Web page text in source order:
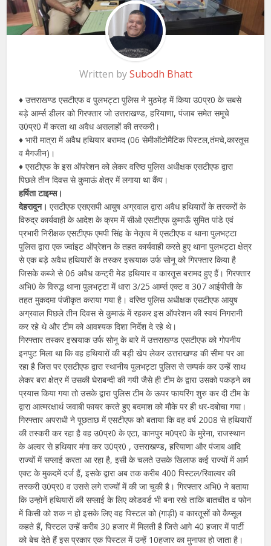
Written bySubodh Bhatt
♦️ उत्तराखण्ड एसटीएफ व पुलभट्टा पुलिस ने मुठभेड़ में किया उ0प्र0 के सबसे
बड़े आर्म्स डीलर को गिरफ्तार जो उत्तराखण्ड, हरियाणा, पंजाब समेत समूचे
उ0प्र0 में करता था अवैध असलाहों की तस्करी।
♦️ भारी मात्रा में अवैध हथियार बरामद (06 सेमीऑटोमैटिक पिस्टल,तंमचे,कारतूस
व मैगजीन)।
♦️ एसटीएफ के इस ऑपरेशन को लेकर वरिष्ठ पुलिस अधीक्षक एसटीएफ द्वारा
पिछले तीन दिवस से कुमाऊं क्षेत्र में लगाया था कैंप।
हर्षिता टाइम्स।
देहरादून। एसटीएफ एसएसपी आयुष अग्रवाल द्वारा अवैध हथियारों के तस्करों के
विरुद्र कार्यवाही के आदेश के क्रम में सीओ एसटीएफ कुमाऊँ सुमित पांडे एवं
प्रभारी निरीक्षक एसटीएफ एमपी सिंह के नेतृत्व में एसटीएफ व थाना पुलभट्टा
पुलिस द्वारा एक ज्वांइट ऑप्रेशन के तहत कार्यवाही करते हुए थाना पुलभट्टा क्षेत्र
से एक बड़े अवैध हथियारों के तस्कर इस्त्याक उर्फ सोनू को गिरफ्तार किया है
जिसके कब्जे से 06 अवैध कन्ट्री मेड हथियार व कारतूस बरामद हुए हैं। गिरफ्तार
अभि0 के विरुद्ध थाना पुलभट्टा में धारा 3/25 आर्म्स एक्ट व 307 आईपीसी के
तहत मुकदमा पंजीकृत कराया गया है। वरिष्ठ पुलिस अधीक्षक एसटीएफ आयुष
अग्रवाल पिछले तीन दिवस से कुमाऊं में रहकर इस ऑपरेशन की स्वयं निगरानी
कर रहे थे और टीम को आवश्यक दिशा निर्देश दे रहे थे।
गिरफ्तार तस्कर इस्त्याक उर्फ सोनू के बारे में उत्तराखण्ड एसटीएफ को गोपनीय
इनपुट मिला था कि वह हथियारों की बड़ी खेप लेकर उत्तराखण्ड की सीमा पर आ
रहा है जिस पर एसटीएफ द्वारा स्थानीय पुलभट्टा पुलिस से सम्पर्क कर उन्हें साथ
लेकर बरा क्षेत्र में उसकी घेराबन्दी की गयी जैसे ही टीम के द्वारा उसको पकड़ने का
प्रयास किया गया तो उसके द्वारा पुलिस टीम के ऊपर फायरिंग शुरु कर दी टीम के
द्वारा आत्मरक्षार्थ जवाबी फायर करते हुए बदमाश को मौके पर ही धर-दबोचा गया।
गिरफ्तार अपराधी ने पूछताछ में एसटीएफ को बताया कि वह वर्ष 2008 से हथियारों
की तस्करी कर रहा है वह उ0प्र0 के एटा, कानपुर म0प्र0 के मुरेना, राजस्थान
के अल्वर से हथियार मंगा कर उ0प्र0 , उत्तराखण्ड, हरियाणा और पंजाब आदि
राज्यों में सप्लाई करता आ रहा है, इसी के चलते उसके खिलाफ कई राज्यों में आर्म
एक्ट के मुकदमें दर्ज हैं, इसके द्वारा अब तक करीब 400 पिस्टल/रिवाल्वर की
तस्करी उ0प्र0 व उससे लगे राज्यों में की जा चुकी है। गिरफ्तार अभि0 ने बताया
कि उन्होनें हथियारों की सप्लाई के लिए कोडवर्ड भी बना रखे ताकि बातचीत व फोन
में किसी को शक न हो इसके लिए वह पिस्टल को (गाड़ी) व कारतूसों को कैप्सूल
कहते हैं, पिस्टल उन्हें करीब 30 हजार में मिलती है जिसे आगे 40 हजार में पार्टी
को बेच देते हैं इस प्रकार एक पिस्टल में उन्हें 10हजार का मुनाफा हो जाता है।